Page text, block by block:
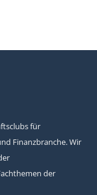
für
Finanzbranche. Wir
der